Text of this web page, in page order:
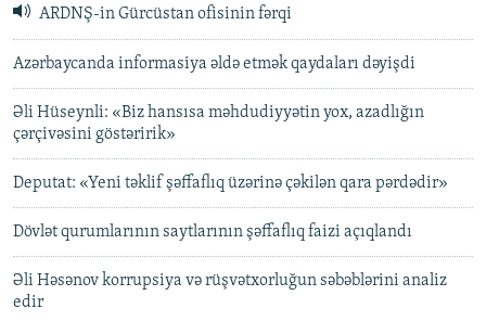
ARDNŞ-in Gürcüstan ofisinin fərqi
Azərbaycanda informasiya əldə etmək qaydaları dəyişdi
Əli Hüseynli: «Biz hansısa məhdudiyyətin yox, azadlığın
çərçivəsini göstəririk»
Deputat: «Yeni təklif şəffaflıq üzərinə çəkilən qara pərdədir»
Dövlət qurumlarının saytlarının şəffaflıq faizi açıqlandı
Əli Həsənov korrupsiya və rüşvətxorluğun səbəblərini analiz
edir